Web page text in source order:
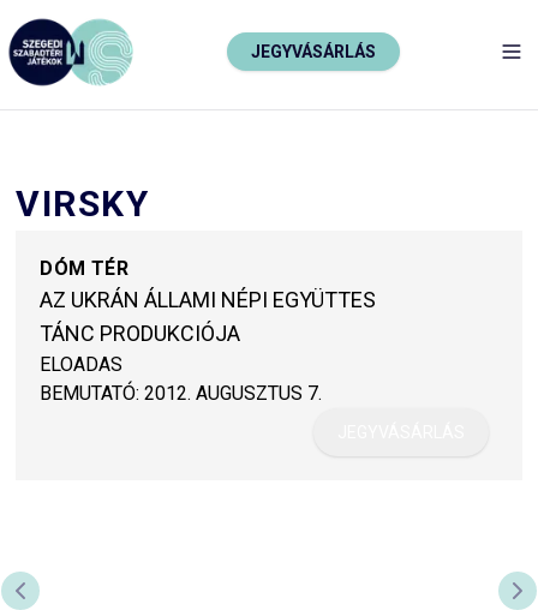
JEGYVÁSÁRLÁS
VIRSKY
DÓM TÉR
AZ UKRÁN ÁLLAMI NÉPI EGYÜTTES
TÁNC PRODUKCIÓJA
ELOADAS
BEMUTATÓ: 2012. AUGUSZTUS 7.
ELŐZŐ DIA